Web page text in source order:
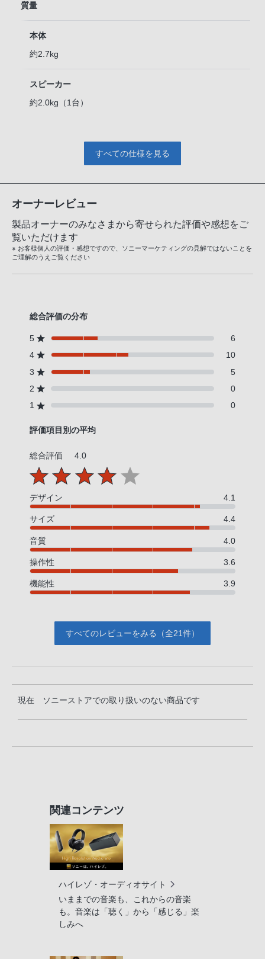
質量
本体
約2.7kg
スピーカー
約2.0kg（1台）
すべての仕様を見る
オーナーレビュー
製品オーナーのみなさまから寄せられた評価や感想をご
覧いただけます
※ お客様個人の評価・感想ですので、ソニーマーケティングの見解ではないことを
ご理解のうえご覧ください
総合評価の分布
5
6
4
10
3
5
2
0
1
0
評価項目別の平均
総合評価 4.0
デザイン 4.1
サイズ 4.4
音質 4.0
操作性 3.6
機能性 3.9
すべてのレビューをみる（全21件）
現在 ソニーストアでの取り扱いのない商品です
関連コンテンツ
ハイレゾ・オーディオサイト
いままでの音楽も、これからの音楽
も。音楽は「聴く」から「感じる」楽
しみへ